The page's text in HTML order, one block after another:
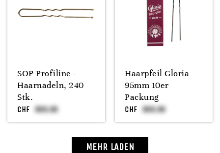
SOP Profiline -
Haarnadeln, 240
Stk.
CHF
Haarpfeil Gloria
95mm 10er
Packung
CHF
MEHR LADEN